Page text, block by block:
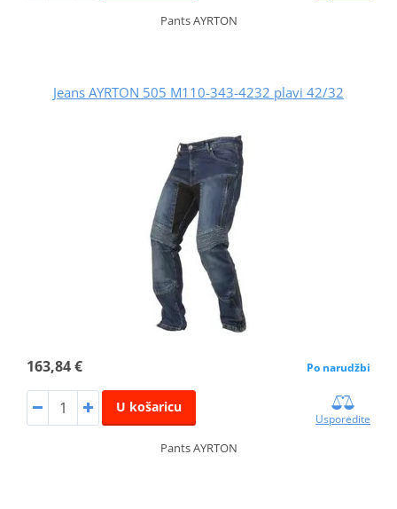
Pants AYRTON
Jeans AYRTON 505 M110-343-4232 plavi 42/32
163,84 € Po narudžbi
U košaricu
Usporedite
Pants AYRTON